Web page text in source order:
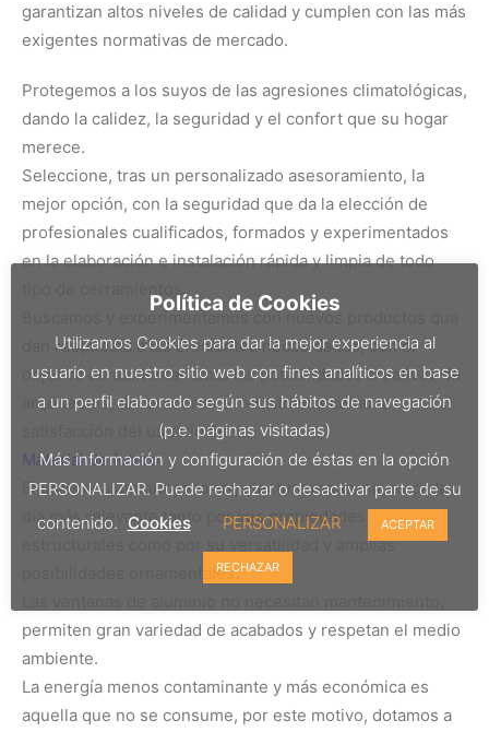
garantizan altos niveles de calidad y cumplen con las más
exigentes normativas de mercado.
Protegemos a los suyos de las agresiones climatológicas,
dando la calidez, la seguridad y el confort que su hogar
merece.
Seleccione, tras un personalizado asesoramiento, la
mejor opción, con la seguridad que da la elección de
profesionales cualificados, formados y experimentados
en la elaboración e instalación rápida y limpia de todo
tipo de cerramientos.
Buscamos y experimentamos con nuevos productos que
dan respuesta a las crecientes necesidades, con el
objetivo de aumentar tanto las posibilidades creativas de
arquitectos, decoradores e industriales como la
satisfacción del usuario final.
Material de futuro
El uso del aluminio en la arquitectura moderna, es cada
día más relevante tanto por sus propiedades
estructurales como por su versatilidad y amplias
posibilidades ornamentales.
permiten gran variedad de acabados y respetan el medio
ambiente.
La energía menos contaminante y más económica es
aquella que no se consume, por este motivo, dotamos a
Política de Cookies
Utilizamos Cookies para dar la mejor experiencia al
usuario en nuestro sitio web con fines analíticos en base
a un perfil elaborado según sus hábitos de navegación
(p.e. páginas visitadas)
Más información y configuración de éstas en la opción
PERSONALIZAR. Puede rechazar o desactivar parte de su
contenido. Cookies PERSONALIZAR ACEPTAR
RECHAZAR